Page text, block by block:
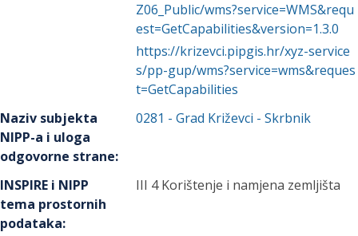
Z06_Public/wms?service=WMS&requ
est=GetCapabilities&version=1.3.0
https://krizevci.pipgis.hr/xyz-service
s/pp-gup/wms?service=wms&reques
t=GetCapabilities
Naziv subjekta
NIPP-a i uloga
odgovorne strane:
0281 -Grad Križevci - Skrbnik
INSPIRE i NIPP
tema prostornih
podataka:
III 4 Korištenje i namjena zemljišta